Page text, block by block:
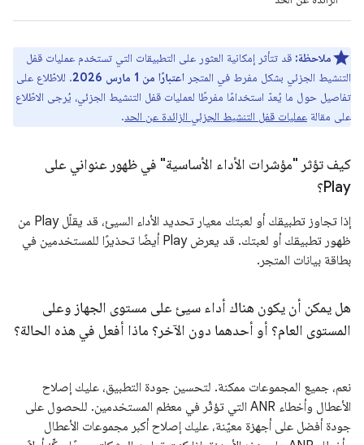
ملاحظة: قد تتأثر إمكانية العثور على التطبيقات التي تستخدم عمليات قفل
التنشيط الجزئي بشكل مفرط في المتجر اعتبارًا من 1 مارس 2026
. للاطّلاع على
تفاصيل حول ما يُعدّ استخدامًا مفرطًا لعمليات قفل التنشيط الجزئي، يُرجى الاطّلاع
على مقالة عمليات قفل التنشيط الجزئي الزائدة عن الحد.
كيف تؤثر "مؤشرات الأداء الأساسية" في ظهور عنواني على
Play؟
إذا تجاوز تطبيقك أو لعبتك معيار تحديد الأداء السيئ، قد يقلّل Play من
ظهور تطبيقك أو لعبتك. قد يعرض Play أيضًا تحذيرًا للمستخدمين في
بطاقة بيانات المتجر.
هل يمكن أن يكون هناك أداء سيئ على مستوى الجهاز وعلى
المستوى العام؟ أو أحدهما دون الآخر؟ ماذا أفعل في هذه الحالة؟
نعم، جميع المجموعات ممكنة. لتحسين جودة التطبيق، عليك إصلاح
الأعطال وأخطاء ANR التي تؤثّر في معظم المستخدمين. للحصول على
جودة أفضل على أجهزة معيّنة، عليك إصلاح أكبر مجموعات الأعطال